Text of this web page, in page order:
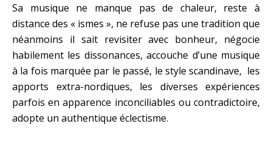
Sa musique ne manque pas de chaleur, reste à
distance des « ismes », ne refuse pas une tradition que
néanmoins il sait revisiter avec bonheur, négocie
habilement les dissonances, accouche d’une musique
à la fois marquée par le passé, le style scandinave, les
apports extra-nordiques, les diverses expériences
parfois en apparence inconciliables ou contradictoire,
adopte un authentique éclectisme.